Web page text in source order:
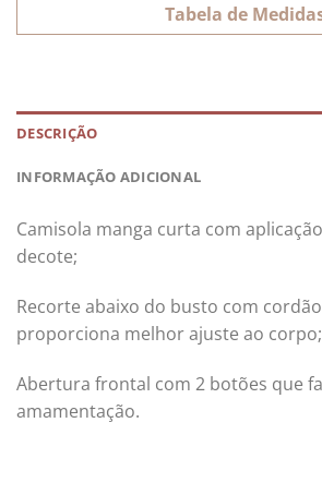
Tabela de
DESCRIÇÃO
INFORMAÇÃO ADICIONAL
Camisola manga curta com
decote;
Recorte abaixo do busto com
proporciona melhor ajuste ao corpo;
Abertura frontal com 2 botões que
amamentação.